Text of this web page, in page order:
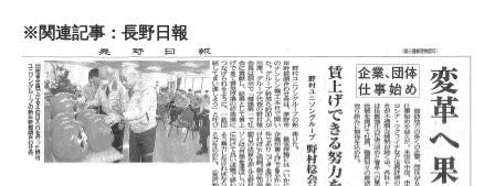
※関連記事：長野日報